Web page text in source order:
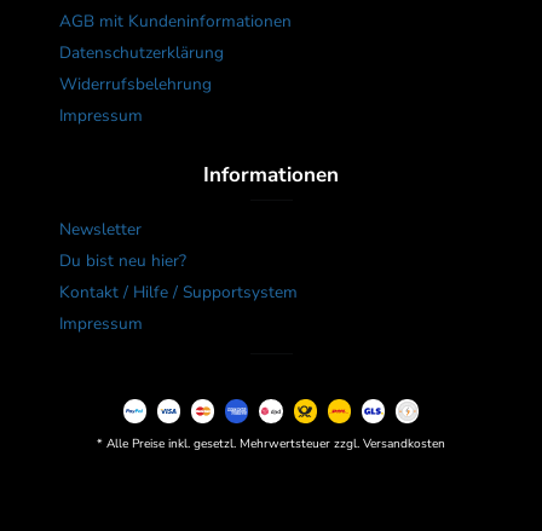
AGB mit Kundeninformationen
Datenschutzerklärung
Widerrufsbelehrung
Impressum
Informationen
Newsletter
Du bist neu hier?
Kontakt / Hilfe / Supportsystem
Impressum
* Alle Preise inkl. gesetzl. Mehrwertsteuer zzgl. Versandkosten